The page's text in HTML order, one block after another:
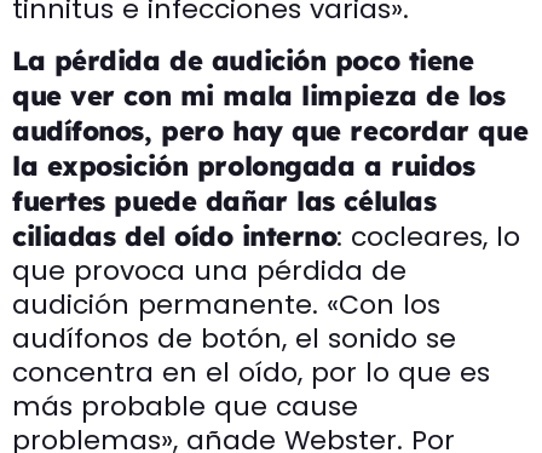
tinnitus e infecciones varias».
La pérdida de audición poco tiene
que ver con mi mala limpieza de los
audífonos, pero hay que recordar que
la exposición prolongada a ruidos
fuertes puede dañar las células
ciliadas del oído interno: cocleares, lo
que provoca una pérdida de
audición permanente. «Con los
audífonos de botón, el sonido se
concentra en el oído, por lo que es
más probable que cause
problemas», añade Webster. Por